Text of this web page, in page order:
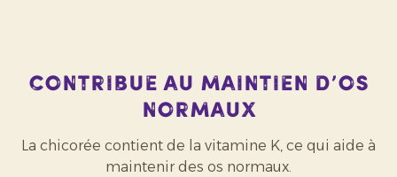
Contribue au maintien d’os
normaux
La chicorée contient de la vitamine K, ce qui aide à
maintenir des os normaux.